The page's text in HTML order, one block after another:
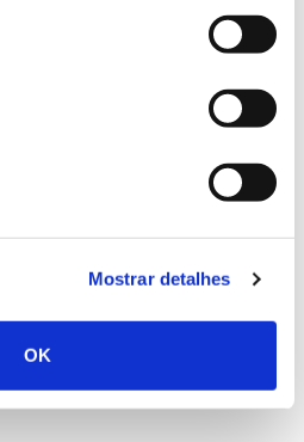
Mostrar detalhes
OK
em acácia-das-espigas:
jovens voluntários